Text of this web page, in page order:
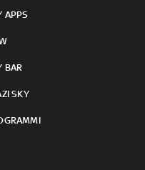
APPS
BAR
SKY